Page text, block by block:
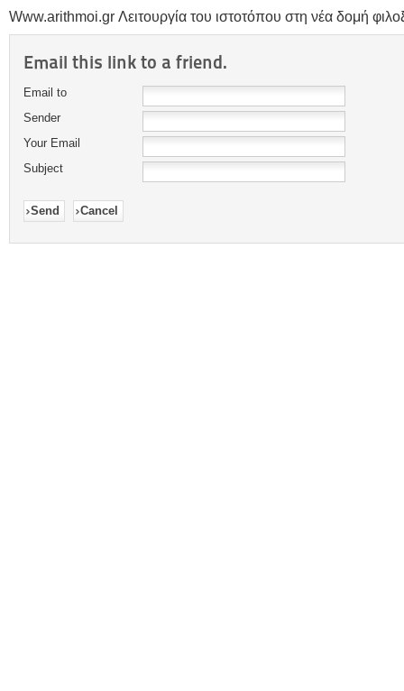
Www.arithmoi.gr Λειτουργία του ιστοτόπου στη νέα δομή
Email this link to a friend.
Email to
Sender
Your Email
Subject
Send Cancel